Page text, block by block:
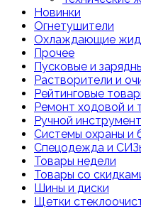
Новинки
Огнетушители
Охлаждающие
Прочее
Пусковые и
Растворители и
Рейтинговые
Ремонт ходовой и
Ручной инструмент
Системы охраны и
Спецодежда и
Товары недели
Товары со
Шины и диски
Щетки